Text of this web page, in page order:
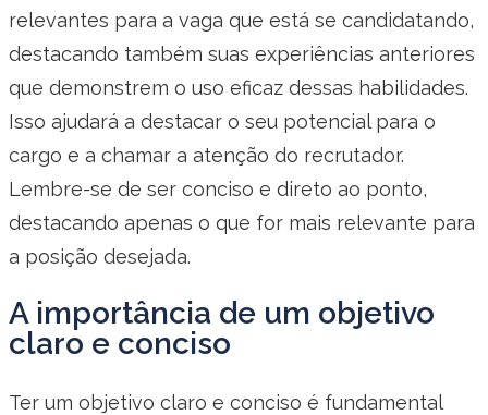
relevantes para a vaga que está se candidatando,
destacando também suas experiências anteriores
que demonstrem o uso eficaz dessas habilidades.
Isso ajudará a destacar o seu potencial para o
cargo e a chamar a atenção do recrutador.
Lembre-se de ser conciso e direto ao ponto,
destacando apenas o que for mais relevante para
a posição desejada.
A importância de um objetivo
claro e conciso
Ter um objetivo claro e conciso é fundamental